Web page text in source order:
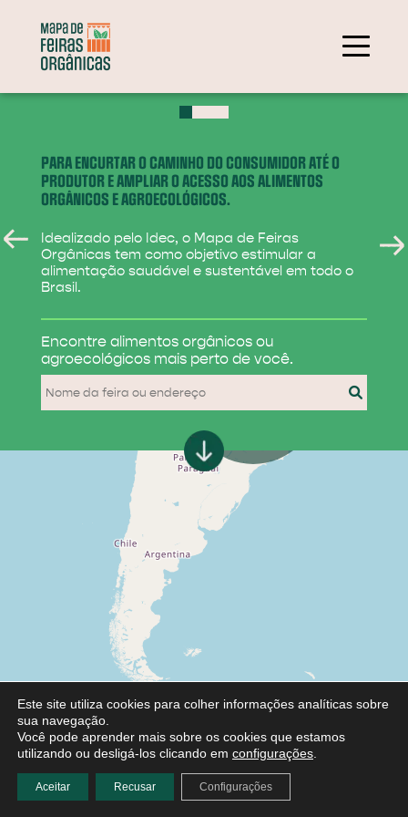
PARA ENCURTAR O CAMINHO DO CONSUMIDOR ATÉ O
PRODUTOR E AMPLIAR O ACESSO AOS ALIMENTOS
ORGÂNICOS E AGROECOLÓGICOS.
Idealizado pelo Idec, o Mapa de Feiras
Orgânicas tem como objetivo estimular a
alimentação saudável e sustentável em todo o
Brasil.
Encontre alimentos orgânicos ou
agroecológicos mais perto de você.
284
31
Este site utiliza cookies para colher informações analíticas sobre
sua navegação.
Você pode aprender mais sobre os cookies que estamos
utilizando ou desligá-los clicando em configurações
Aceitar Recusar Configurações